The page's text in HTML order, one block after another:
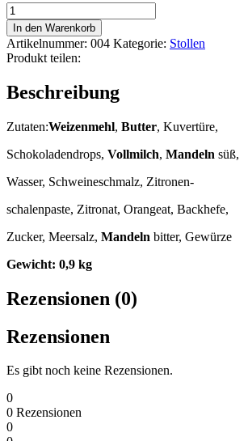
Sommerwerks
Schokostollen
Menge
In den Warenkorb
Artikelnummer: 004 Kategorie: Stollen
Produkt teilen:
Beschreibung
Zutaten:Weizenmehl, Butter, Kuvertüre,
Schokoladendrops, Vollmilch, Mandeln süß,
Wasser, Schweineschmalz, Zitronen-
schalenpaste, Zitronat, Orangeat, Backhefe,
Zucker, Meersalz, Mandeln bitter, Gewürze
Gewicht: 0,9 kg
Rezensionen (0)
Rezensionen
Es gibt noch keine Rezensionen.
0
0 Rezensionen
0